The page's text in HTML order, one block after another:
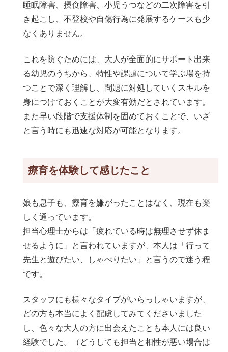
睡眠障害、摂食障害、小児うつなどの二次障害を引
き起こし、不登校や自傷行為に発展するケースも少
なくありません。
これを防ぐためには、大人が全面的にサポート出来
る幼児のうちから、特性や課題について学ぶ場を持
つことで深く理解し、問題に対処していくスキルを
身につけておくことが大変有効だとされています。
また早い段階で支援体制を固めておくことで、いざ
と言う時にも迅速な対応が可能となります。
療育を体験して感じたこと
娘も息子も、療育を嫌がったことはなく、現在も楽
しく通っています。
担当心理士からは「疲れている時は無理させず休ま
せるように」と言われていますが、本人は「行って
先生と遊びたい、しゃべりたい」と言うので迷う程
です。
スタッフにも様々なタイプがいらっしゃいますが、
どの方も本当によく配慮してみてくださいました
し、色々な大人の方に出会えたことも本人には良い
経験でした。（どうしても担当と相性が悪い場合は